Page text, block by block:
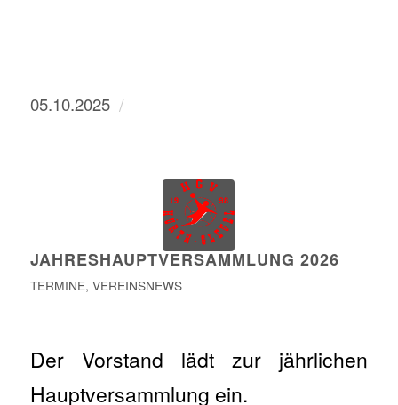
05.10.2025 /
JAHRESHAUPTVERSAMMLUNG 2026
TERMINE, VEREINSNEWS
Der Vorstand lädt zur jährlichen
Hauptversammlung ein.